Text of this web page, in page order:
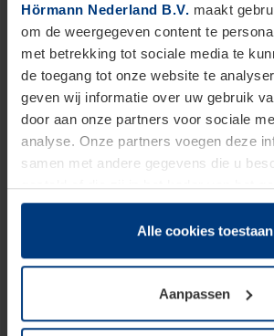
Hörmann Nederland B.V. maakt
om de weergegeven content te
met betrekking tot sociale media te
de toegang tot onze website te
geven wij informatie over uw gebruik
door aan onze partners voor sociale
analyse. Onze partners voegen deze
samen met andere gegevens die u
gesteld of die zij in het kader van het
dienstverlening hebben verzameld.
Juridisch zijn wij gerechtigd om
onze pagina's absoluut noodzakelijk is.
soorten cookies is uw toestemming
toestemming kunt u op elk moment bij
Alle cookies toestaan
Aanpassen
Voordeuren
Met Hörmann voordeuren
topkwaliteit. Deze deuren bieden
isolatie, hoge inbraakwerendheid